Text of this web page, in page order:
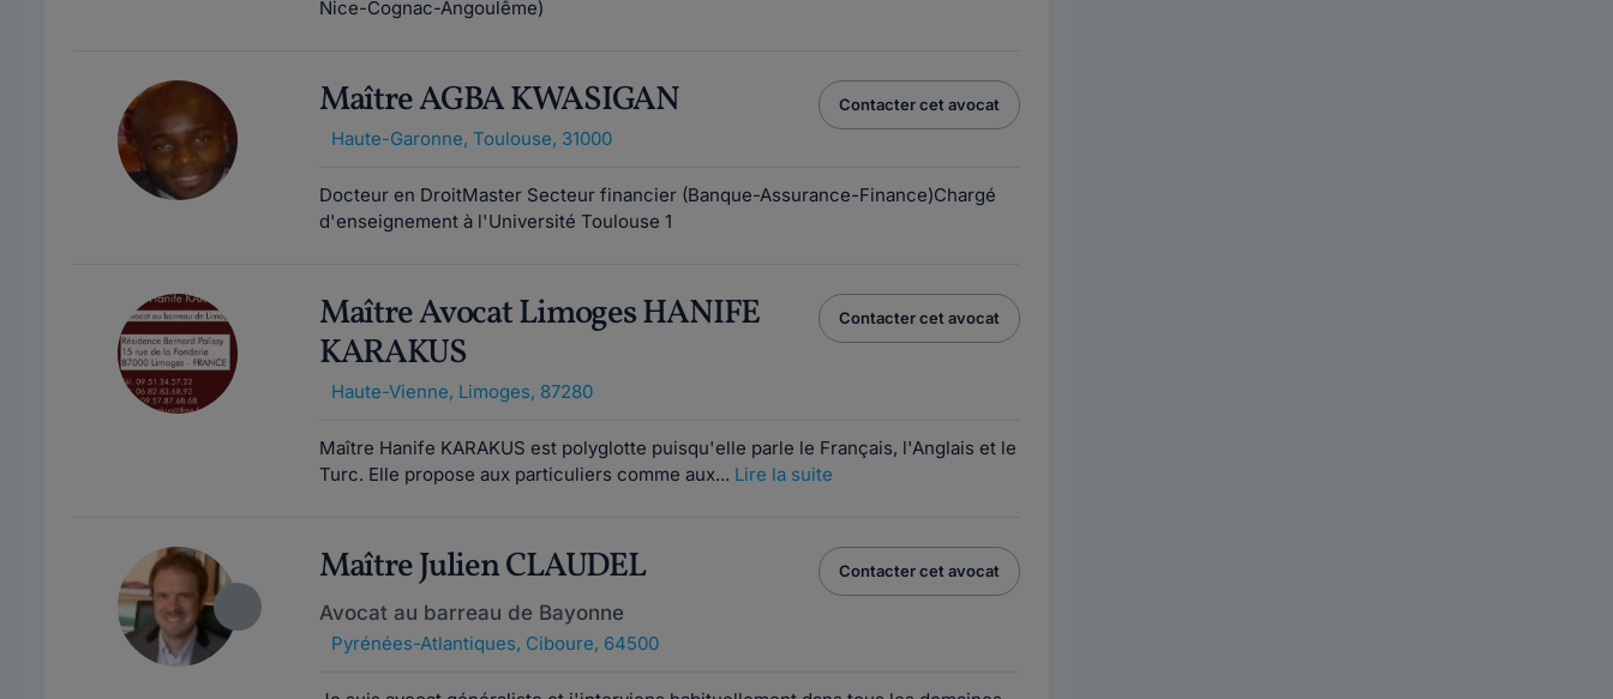
Nice-Cognac-Angoulême)
Maître AGBA KWASIGAN
Haute-Garonne, Toulouse, 31000
Contacter cet avocat
Docteur en DroitMaster Secteur financier (Banque-Assurance-Finance)Chargé
d'enseignement à l'Université Toulouse 1
Maître Avocat Limoges HANIFE
KARAKUS
Haute-Vienne, Limoges, 87280
Contacter cet avocat
Maître Hanife KARAKUS est polyglotte puisqu'elle parle le Français, l'Anglais et le
Turc. Elle propose aux particuliers comme aux... Lire la suite
Maître Julien CLAUDEL
Avocat au barreau de Bayonne
Pyrénées-Atlantiques, Ciboure, 64500
Contacter cet avocat